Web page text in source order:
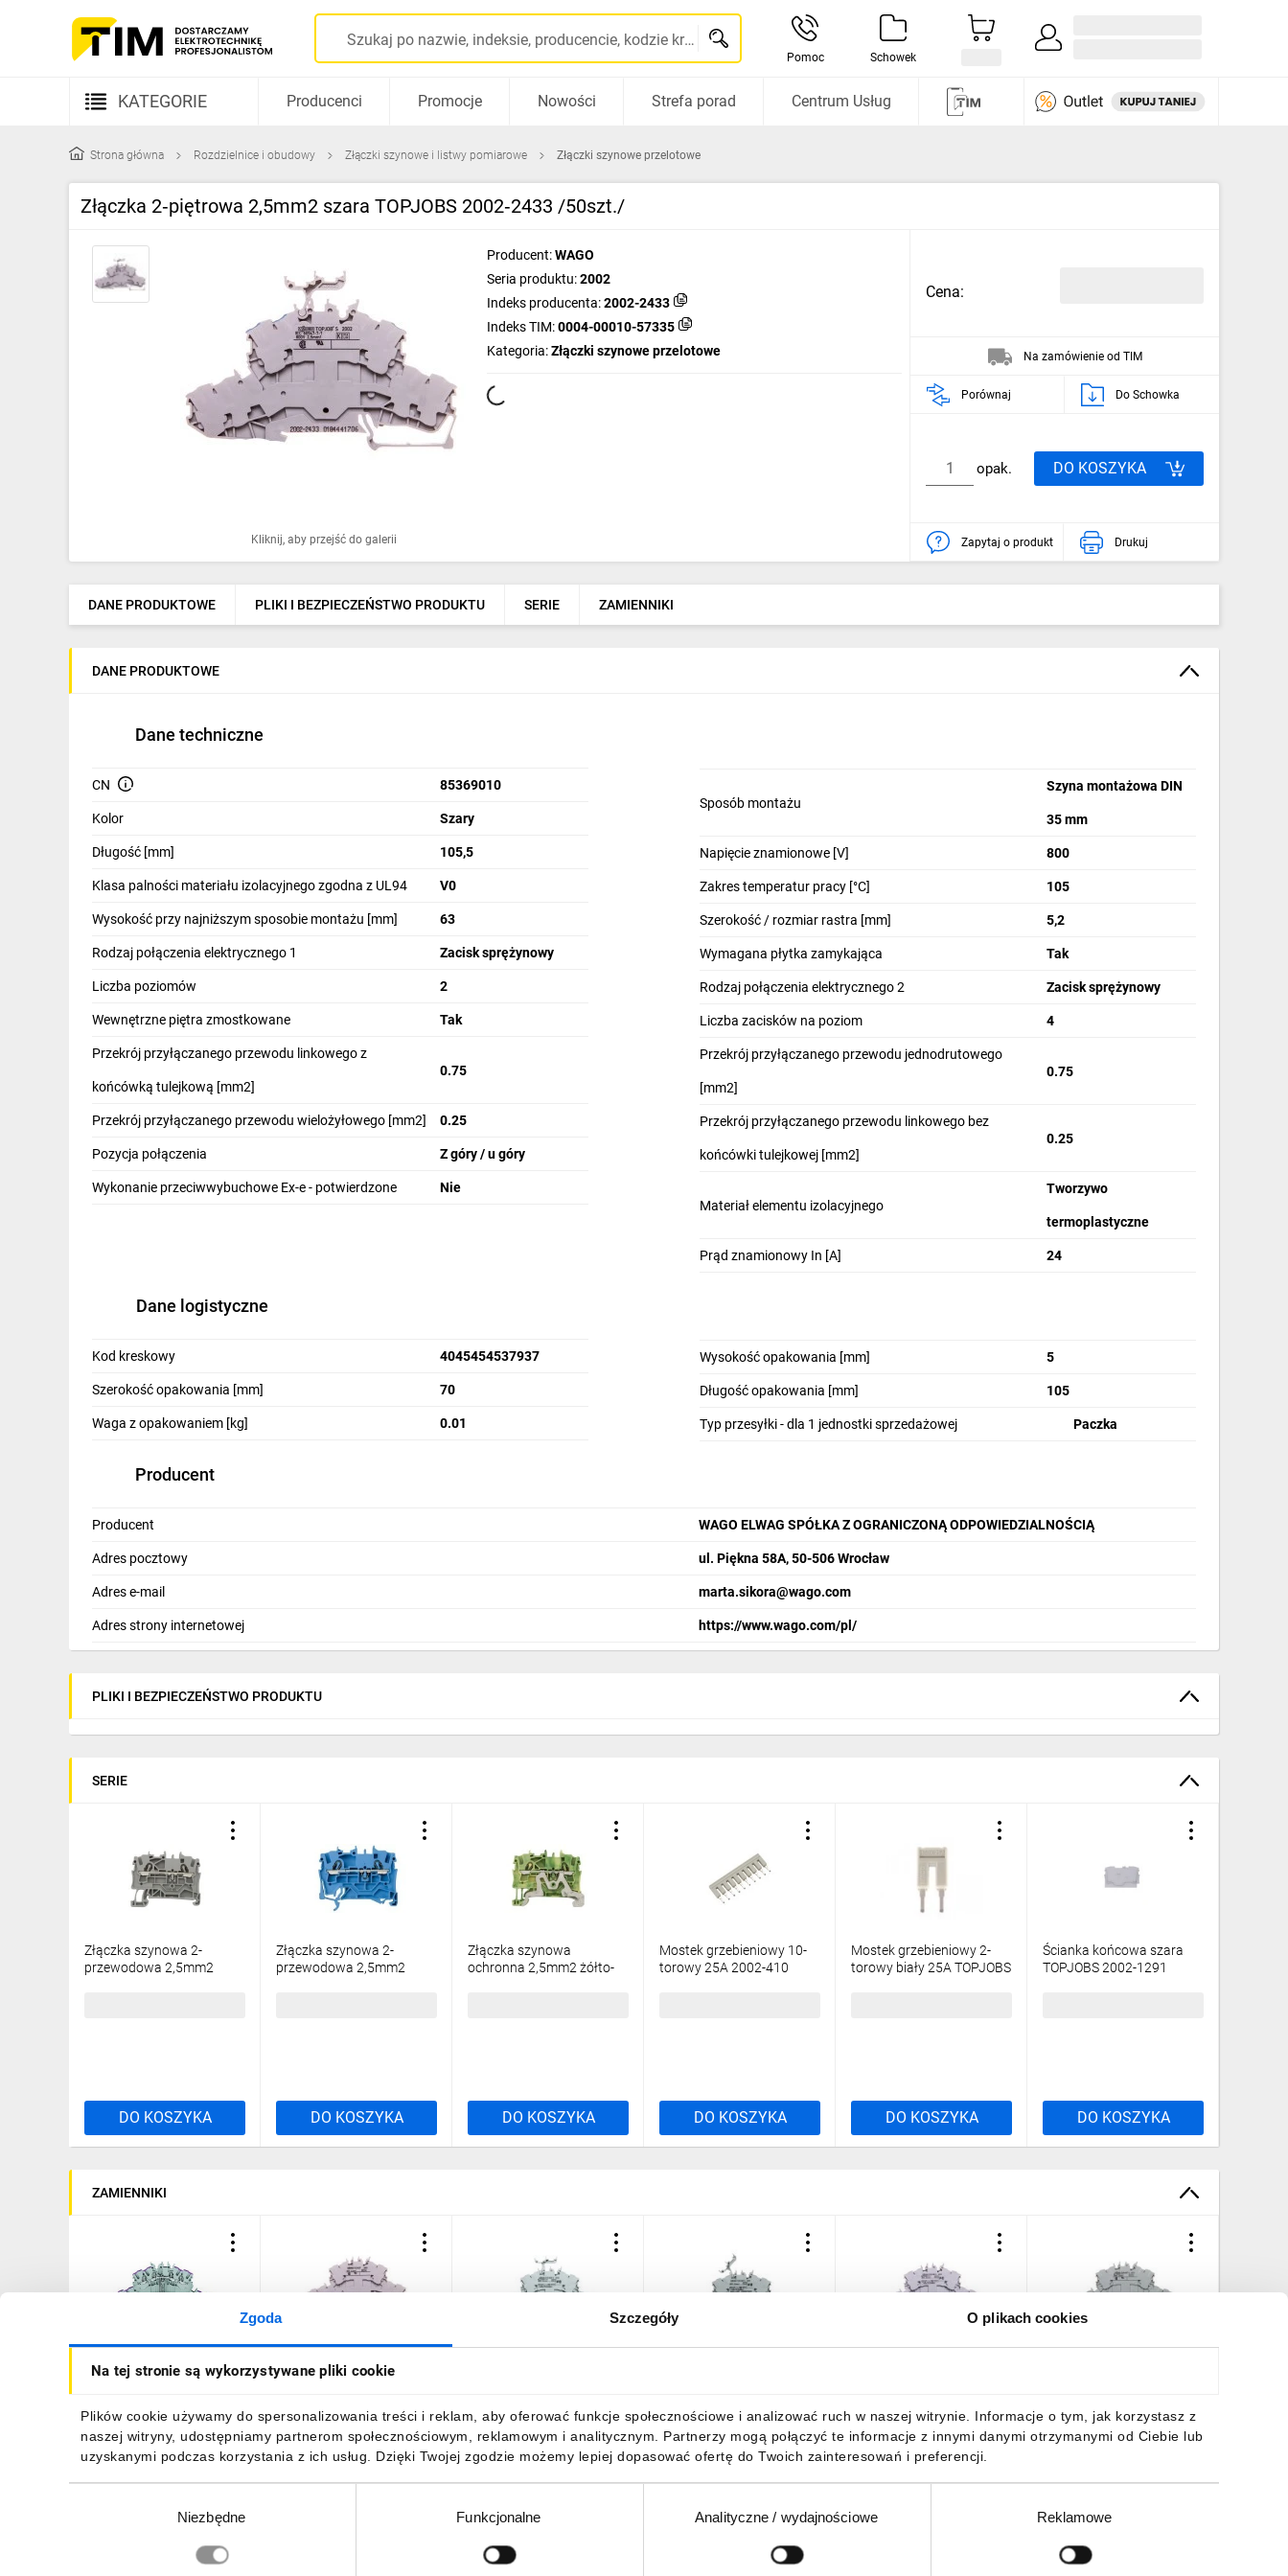
Zgoda Szczegóły O plikach cookies
Na tej stronie są wykorzystywane pliki cookie
Plików cookie używamy do spersonalizowania treści i reklam, aby oferować funkcje społecznościowe i analizować ruch w naszej witrynie. Informacje o tym, jak korzystasz z
naszej witryny, udostępniamy partnerom społecznościowym, reklamowym i analitycznym. Partnerzy mogą połączyć te informacje z innymi danymi otrzymanymi od Ciebie lub
uzyskanymi podczas korzystania z ich usług. Dzięki Twojej zgodzie możemy lepiej dopasować ofertę do Twoich zainteresowań i preferencji.
Niezbędne Funkcjonalne Analityczne / wydajnościowe Reklamowe
Szukaj po nazwie, indeksie, producencie, kodzie kreskowym...
Pomoc Schowek
KATEGORIE
Kable i przewody
Rozdzielnice i obudowy
Elementy prowadzenia kabli
Oprawy oświetleniowe
Ogrzewanie
Elektronarzędzia i mierniki
Dom i ogród
Odzież ochronna i BHP
Inne
Budowa i Remont
Elektronika
Smart home
Producenci Promocje Nowości Strefa porad Centrum Usług
Strona główna Rozdzielnice i obudowy Złączki szynowe i listwy pomiarowe Złączki szynowe przelotowe
Złączka 2‑piętrowa 2,5mm2 szara TOPJOBS 2002‑2433 /50szt./
Kliknij, aby przejść do galerii
Producent:WAGO
Seria produktu:2002
Indeks producenta:2002-2433
Indeks TIM:0004-00010-57335
Kategoria:Złączki szynowe przelotowe
Cena:
Na zamówienie od TIM
Porównaj Do Schowka
opak. DO KOSZYKA
Zapytaj o produkt Drukuj
DANE PRODUKTOWE PLIKI I BEZPIECZEŃSTWO PRODUKTU SERIE ZAMIENNIKI
DANE PRODUKTOWE
Dane techniczne
CN 85369010
Kolor Szary
Długość [mm] 105,5
Klasa palności materiału izolacyjnego zgodna z UL94 V0
Wysokość przy najniższym sposobie montażu [mm] 63
Rodzaj połączenia elektrycznego 1 Zacisk sprężynowy
Liczba poziomów 2
Wewnętrzne piętra zmostkowane Tak
Przekrój przyłączanego przewodu linkowego z
końcówką tulejkową [mm2]
0.75
Przekrój przyłączanego przewodu wielożyłowego [mm2] 0.25
Pozycja połączenia Z góry / u góry
Wykonanie przeciwwybuchowe Ex-e - potwierdzone Nie
Sposób montażu
Szyna montażowa DIN
35 mm
Napięcie znamionowe [V] 800
Zakres temperatur pracy [°C] 105
Szerokość / rozmiar rastra [mm] 5,2
Wymagana płytka zamykająca Tak
Rodzaj połączenia elektrycznego 2 Zacisk sprężynowy
Liczba zacisków na poziom 4
Przekrój przyłączanego przewodu jednodrutowego
[mm2]
0.75
Przekrój przyłączanego przewodu linkowego bez
końcówki tulejkowej [mm2]
0.25
Materiał elementu izolacyjnego
Tworzywo
termoplastyczne
Prąd znamionowy In [A] 24
Dane logistyczne
Kod kreskowy 4045454537937
Szerokość opakowania [mm] 70
Waga z opakowaniem [kg] 0.01
Wysokość opakowania [mm] 5
Długość opakowania [mm] 105
Typ przesyłki - dla 1 jednostki sprzedażowej Paczka
Producent
Producent WAGO ELWAG SPÓŁKA Z OGRANICZONĄ ODPOWIEDZIALNOŚCIĄ
Adres pocztowy ul. Piękna 58A, 50-506 Wrocław
Adres e-mail marta.sikora@wago.com
Adres strony internetowej https://www.wago.com/pl/
PLIKI I BEZPIECZEŃSTWO PRODUKTU
SERIE
Złączka szynowa 2-
przewodowa 2,5mm2
DO KOSZYKA
Złączka szynowa 2-
przewodowa 2,5mm2
DO KOSZYKA
Złączka szynowa
ochronna 2,5mm2 żółto-
DO KOSZYKA
Mostek grzebieniowy 10-
torowy 25A 2002-410
DO KOSZYKA
Mostek grzebieniowy 2-
torowy biały 25A TOPJOBS
DO KOSZYKA
Ścianka końcowa szara
TOPJOBS 2002-1291
DO KOSZYKA
ZAMIENNIKI
Złączka 2-piętrowa
2,5mm2 szara TOPJOBS
15,99 złbrutto
Złączka 2-piętrowa
2,5mm2 szara TOPJOBS
1136,52 zł brutto 816,11 złbrutto 1174,04 zł brutto
DO KOSZYKA
745,38 złbrutto 751,53 zł brutto